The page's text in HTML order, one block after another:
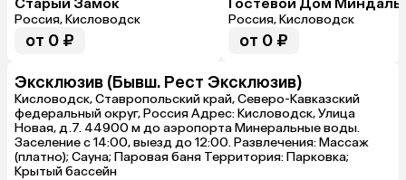
Россия, Кисловодск
от 0 ₽
Россия, Кисловодск
от 0 ₽
Эксклюзив (Бывш. Рест Эксклюзив)
Кисловодск, Ставропольский край, Северо-Кавказский
федеральный округ, Россия Адрес: Кисловодск, Улица
Новая, д.7. 44900 м до аэропорта Минеральные воды.
Заселение с 14:00, выезд до 12:00. Развлечения: Массаж
(платно); Сауна; Паровая баня Территория: Парковка;
Крытый бассейн